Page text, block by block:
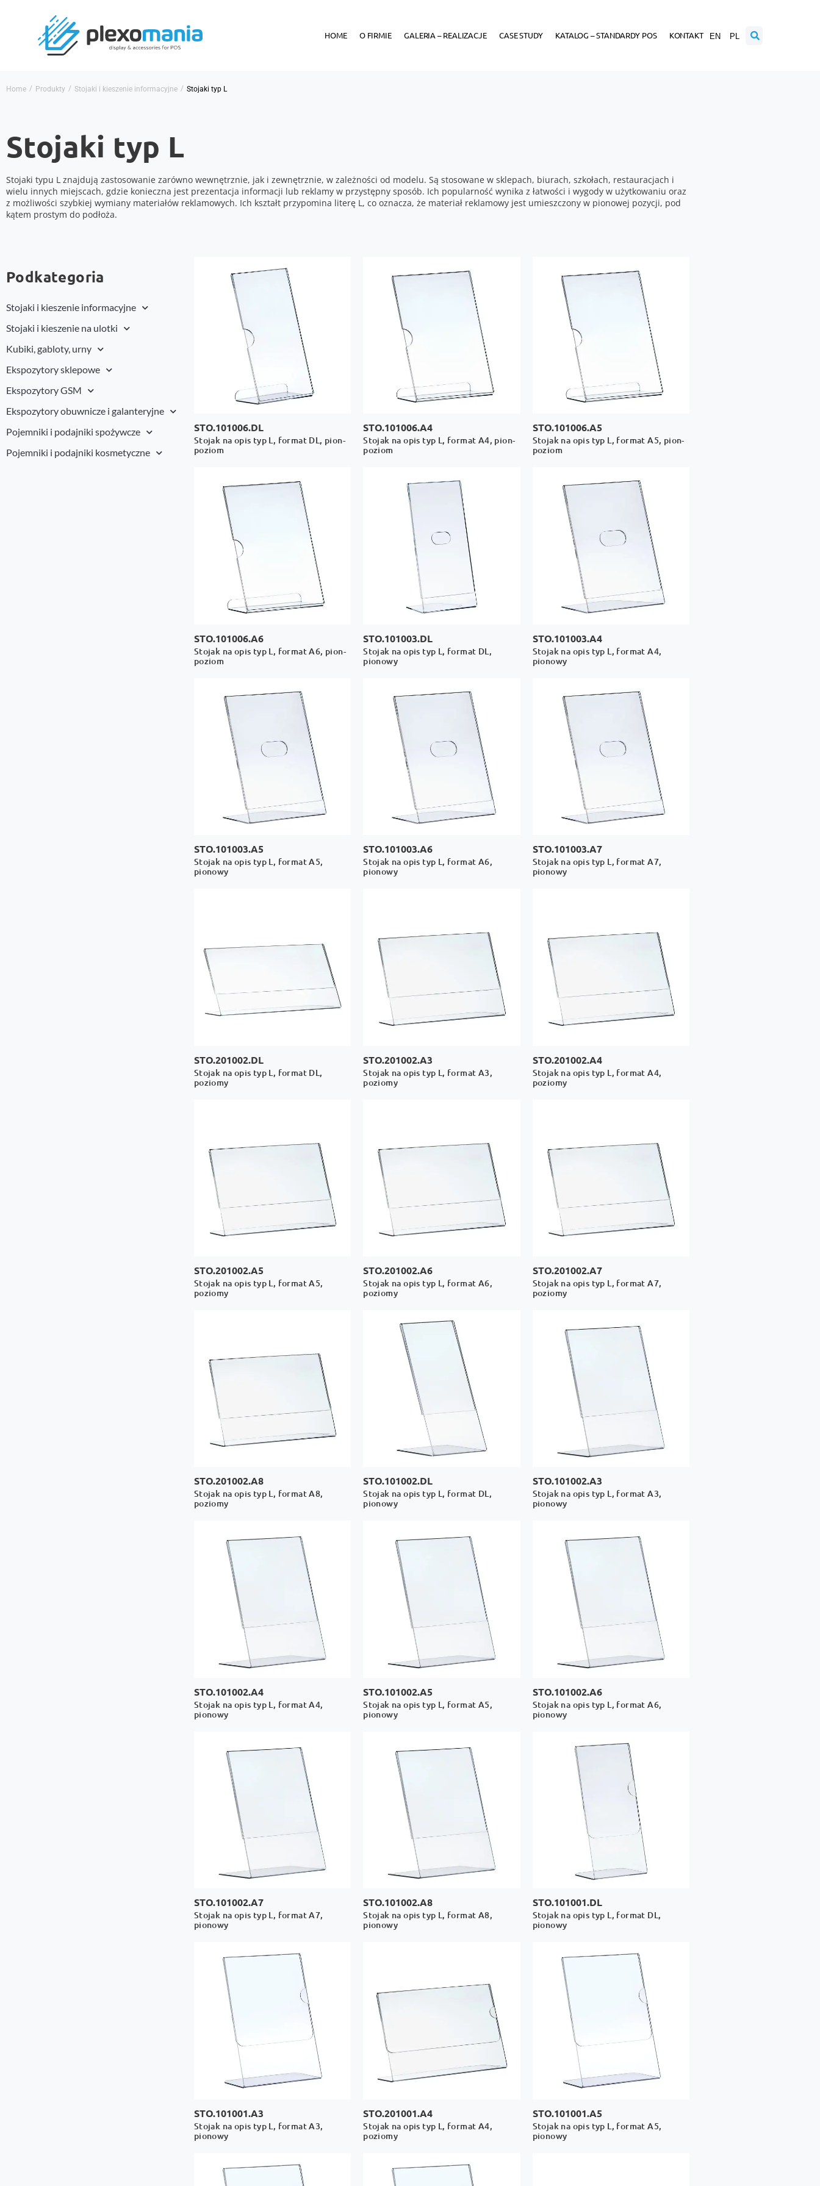
HOME O FIRMIE GALERIA – REALIZACJE CASE STUDY KATALOG – STANDARDY POS KONTAKT EN PL
Home / Produkty / Stojaki i kieszenie informacyjne / Stojaki typ L
Stojaki typ L
Stojaki typu L znajdują zastosowanie zarówno wewnętrznie, jak i zewnętrznie, w zależności od modelu. Są stosowane w sklepach, biurach, szkołach, restauracjach i
wielu innych miejscach, gdzie konieczna jest prezentacja informacji lub reklamy w przystępny sposób. Ich popularność wynika z łatwości i wygody w użytkowaniu oraz
z możliwości szybkiej wymiany materiałów reklamowych. Ich kształt przypomina literę L, co oznacza, że materiał reklamowy jest umieszczony w pionowej pozycji, pod
kątem prostym do podłoża.
Podkategoria
Stojaki i kieszenie informacyjne
Stojaki i kieszenie na ulotki
Kubiki, gabloty, urny
Ekspozytory sklepowe
Ekspozytory GSM
Ekspozytory obuwnicze i galanteryjne
Pojemniki i podajniki spożywcze
Pojemniki i podajniki kosmetyczne
STO.101006.DL
Stojak na opis typ L, format DL, pion-
poziom
STO.101006.A4
Stojak na opis typ L, format A4, pion-
poziom
STO.101006.A5
Stojak na opis typ L, format A5, pion-
poziom
STO.101006.A6
Stojak na opis typ L, format A6, pion-
poziom
STO.101003.DL
Stojak na opis typ L, format DL,
pionowy
STO.101003.A4
Stojak na opis typ L, format A4,
pionowy
STO.101003.A5
Stojak na opis typ L, format A5,
pionowy
STO.101003.A6
Stojak na opis typ L, format A6,
pionowy
STO.101003.A7
Stojak na opis typ L, format A7,
pionowy
STO.201002.DL
Stojak na opis typ L, format DL,
poziomy
STO.201002.A3
Stojak na opis typ L, format A3,
poziomy
STO.201002.A4
Stojak na opis typ L, format A4,
poziomy
STO.201002.A5
Stojak na opis typ L, format A5,
poziomy
STO.201002.A6
Stojak na opis typ L, format A6,
poziomy
STO.201002.A7
Stojak na opis typ L, format A7,
poziomy
STO.201002.A8
Stojak na opis typ L, format A8,
poziomy
STO.101002.DL
Stojak na opis typ L, format DL,
pionowy
STO.101002.A3
Stojak na opis typ L, format A3,
pionowy
STO.101002.A4
Stojak na opis typ L, format A4,
pionowy
STO.101002.A5
Stojak na opis typ L, format A5,
pionowy
STO.101002.A6
Stojak na opis typ L, format A6,
pionowy
STO.101002.A7
Stojak na opis typ L, format A7,
pionowy
STO.101002.A8
Stojak na opis typ L, format A8,
pionowy
STO.101001.DL
Stojak na opis typ L, format DL,
pionowy
STO.101001.A3
Stojak na opis typ L, format A3,
pionowy
STO.201001.A4
Stojak na opis typ L, format A4,
poziomy
STO.101001.A5
Stojak na opis typ L, format A5,
pionowy